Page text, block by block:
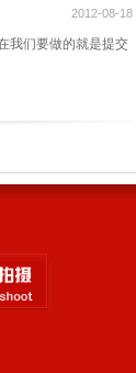
2012-08-18
我们要做的就是提交